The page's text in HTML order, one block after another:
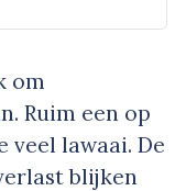
om
Ruim een op
veel lawaai. De
blijken